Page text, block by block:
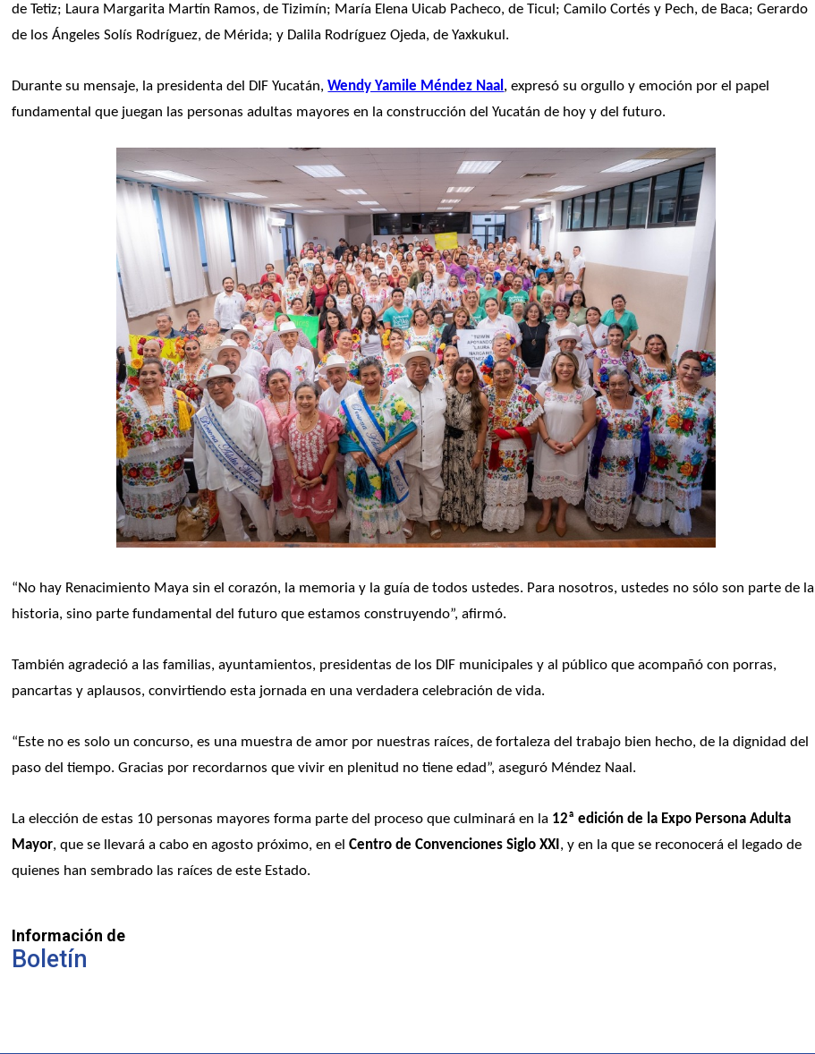
de Tetiz; Laura Margarita Martín Ramos, de Tizimín; María Elena Uicab Pacheco, de Ticul; Camilo Cortés y Pech, de Baca; Gerardo
de los Ángeles Solís Rodríguez, de Mérida; y Dalila Rodríguez Ojeda, de Yaxkukul.
Durante su mensaje, la presidenta del DIF Yucatán, Wendy Yamile Méndez Naal , expresó su orgullo y emoción por el papel
fundamental que juegan las personas adultas mayores en la construcción del Yucatán de hoy y del futuro.
“No hay Renacimiento Maya sin el corazón, la memoria y la guía de todos ustedes. Para nosotros, ustedes no sólo son parte de la
historia, sino parte fundamental del futuro que estamos construyendo”, afirmó.
También agradeció a las familias, ayuntamientos, presidentas de los DIF municipales y al público que acompañó con porras,
pancartas y aplausos, convirtiendo esta jornada en una verdadera celebración de vida.
“Este no es solo un concurso, es una muestra de amor por nuestras raíces, de fortaleza del trabajo bien hecho, de la dignidad del
paso del tiempo. Gracias por recordarnos que vivir en plenitud no tiene edad”, aseguró Méndez Naal.
La elección de estas 10 personas mayores forma parte del proceso que culminará en la 12ª edición de la Expo Persona Adulta
Mayor, que se llevará a cabo en agosto próximo, en el Centro de Convenciones Siglo XXI , y en la que se reconocerá el legado de
quienes han sembrado las raíces de este Estado.
Información de
Boletín